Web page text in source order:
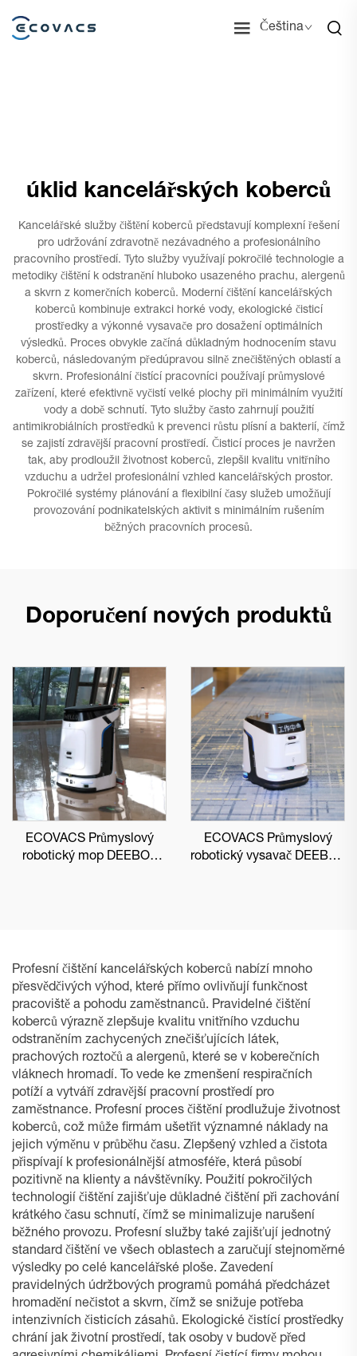
Čeština
úklid kancelářských koberců
Kancelářské služby čištění koberců představují komplexní řešení
pro udržování zdravotně nezávadného a profesionálního
pracovního prostředí. Tyto služby využívají pokročilé technologie a
metodiky čištění k odstranění hluboko usazeného prachu, alergenů
a skvrn z komerčních koberců. Moderní čištění kancelářských
koberců kombinuje extrakci horké vody, ekologické čisticí
prostředky a výkonné vysavače pro dosažení optimálních
výsledků. Proces obvykle začíná důkladným hodnocením stavu
koberců, následovaným předúpravou silně znečištěných oblastí a
skvrn. Profesionální čistící pracovníci používají průmyslové
zařízení, které efektivně vyčistí velké plochy při minimálním využití
vody a době schnutí. Tyto služby často zahrnují použití
antimikrobiálních prostředků k prevenci růstu plísní a bakterií, čímž
se zajistí zdravější pracovní prostředí. Čisticí proces je navržen
tak, aby prodloužil životnost koberců, zlepšil kvalitu vnitřního
vzduchu a udržel profesionální vzhled kancelářských prostor.
Pokročilé systémy plánování a flexibilní časy služeb umožňují
provozování podnikatelských aktivit s minimálním rušením
běžných pracovních procesů.
Doporučení nových produktů
ECOVACS Průmyslový
robotický mop DEEBOT
ECOVACS Průmyslový
robotický vysavač DEEBOT
Profesní čištění kancelářských koberců nabízí mnoho
přesvědčivých výhod, které přímo ovlivňují funkčnost
pracoviště a pohodu zaměstnanců. Pravidelné čištění
koberců výrazně zlepšuje kvalitu vnitřního vzduchu
odstraněním zachycených znečišťujících látek,
prachových roztočů a alergenů, které se v koberečních
vláknech hromadí. To vede ke zmenšení respiračních
potíží a vytváří zdravější pracovní prostředí pro
zaměstnance. Profesní proces čištění prodlužuje životnost
koberců, což může firmám ušetřit významné náklady na
jejich výměnu v průběhu času. Zlepšený vzhled a čistota
přispívají k profesionálnější atmosféře, která působí
pozitivně na klienty a návštěvníky. Použití pokročilých
technologií čištění zajišťuje důkladné čištění při zachování
krátkého času schnutí, čímž se minimalizuje narušení
běžného provozu. Profesní služby také zajišťují jednotný
standard čištění ve všech oblastech a zaručují stejnoměrné
výsledky po celé kancelářské ploše. Zavedení
pravidelných údržbových programů pomáhá předcházet
hromadění nečistot a skvrn, čímž se snižuje potřeba
intenzivních čisticích zásahů. Ekologické čistící prostředky
chrání jak životní prostředí, tak osoby v budově před